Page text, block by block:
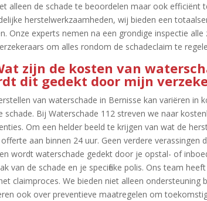
alleen de schade te beoordelen maar ook efficiënt
herstelwerkzaamheden, wij bieden een
Onze experts nemen na een grondige inspectie
om alles rondom de schadeclaim te
zijn de kosten van
dit gedekt door mijn
van waterschade in Bernisse kan variëren in
schade.​ Bij Waterschade 112 streven we naar
Om een helder beeld te krijgen van wat de
aan binnen 24 uur.​ Geen verdere verassingen
wordt waterschade gedekt door je opstal- of
van de schade en je specifieke polis.​ Ons team
claimproces.​ We bieden niet alleen
ook over preventieve maatregelen om